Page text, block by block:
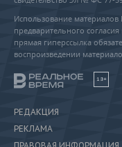
Использование
предварительного
прямая гиперссылка
воспроизведении
18+
РЕДАКЦИЯ
РЕКЛАМА